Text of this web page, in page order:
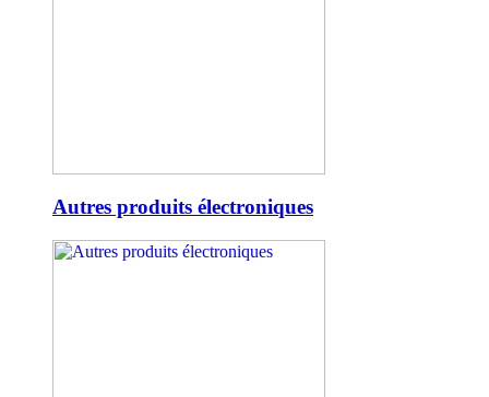
Autres produits électroniques